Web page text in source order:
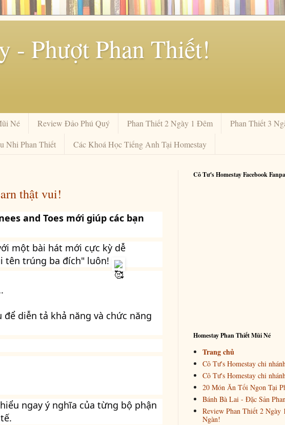
- Phượt Phan Thiết!
Né Review Đảo Phú Quý Phan Thiết 2 Ngày 1 Đêm
Phan Thiết 3
Nhi Phan Thiết Các Khoá Học Tiếng Anh Tại Homestay
thật vui!
and Toes mới giúp các bạn
một bài hát mới cực kỳ dễ
tên trúng ba đích" luôn!
diễn tả khả năng và chức năng
ngay ý nghĩa của từng bộ phận
Cô Tư's Homestay Facebook
Homestay Phan Thiết Mũi Né
Trang chủ
Cô Tư's Homestay chi
Cô Tư's Homestay chi
20 Món Ăn Tối Ngon Tại
Bánh Bà Lai - Đặc Sản
Review Phan Thiết 2
Ngàn!